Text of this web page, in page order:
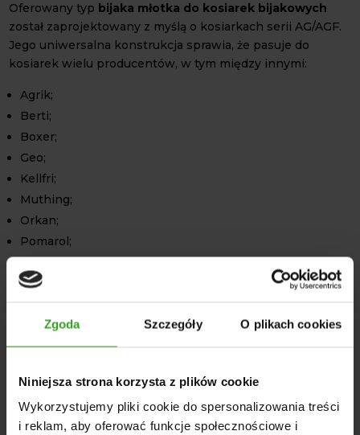
Zgoda Szczegóły O plikach cookies
Niniejsza strona korzysta z plików cookie
Wykorzystujemy pliki cookie do spersonalizowania treści
i reklam, aby oferować funkcje społecznościowe i
Oferowany typ bijaka młotka do kosiarek bijakowych
został zaprojektowany z myślą o kosiarkach serii AG/AGF.
Jego uniwersalna konstrukcja sprawia, że pasuje do
kosiarek wielu producentów, w tym między innymi:
Agrik;
Berti;
Boxer;
Geo;
Kellfri;
Muthing;
Orkan;
Pomarol;
Stark;
Tehnos;
TRX;
Zeppelin;
Dzięki szerokiemu zastosowaniu nóż ten jest dobrym
zamiennikiem, który zapewnia wysoką efektywność
koszenia oraz rozdrabniania.